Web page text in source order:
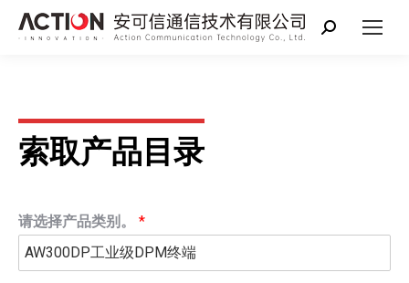
搜
索取产品目录
请选择产品类别。 *